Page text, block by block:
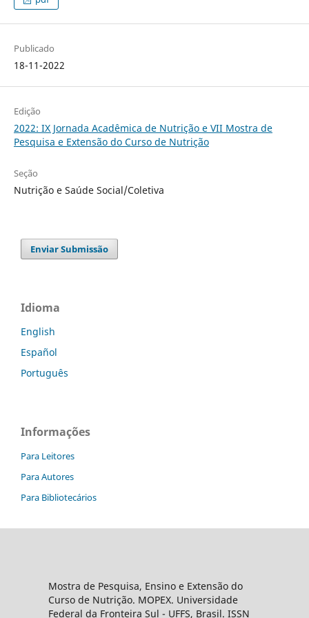
Publicado
18-11-2022
Edição
2022: IX Jornada Acadêmica de Nutrição e VII Mostra de
Pesquisa e Extensão do Curso de Nutrição
Seção
Nutrição e Saúde Social/Coletiva
Enviar Submissão
Idioma
English
Español
Português
Informações
Para Leitores
Para Autores
Para Bibliotecários
Mostra de Pesquisa, Ensino e Extensão do
Curso de Nutrição. MOPEX. Universidade
Federal da Fronteira Sul - UFFS, Brasil. ISSN